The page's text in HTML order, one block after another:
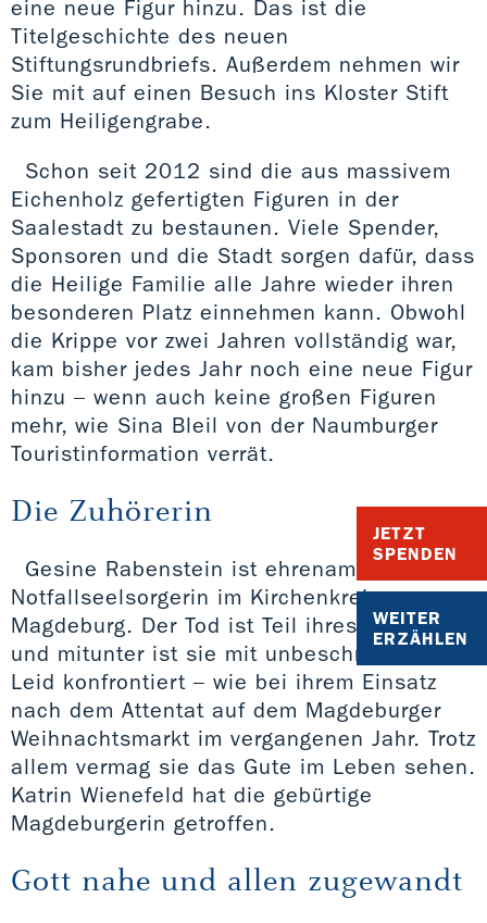
JETZT
SPENDEN
WEITER
ERZÄHLEN
eine neue Figur hinzu. Das ist die
Titelgeschichte des neuen
Stiftungsrundbriefs. Außerdem nehmen wir
Sie mit auf einen Besuch ins Kloster Stift
zum Heiligengrabe.
Schon seit 2012 sind die aus massivem
Eichenholz gefertigten Figuren in der
Saalestadt zu bestaunen. Viele Spender,
Sponsoren und die Stadt sorgen dafür, dass
die Heilige Familie alle Jahre wieder ihren
besonderen Platz einnehmen kann. Obwohl
die Krippe vor zwei Jahren vollständig war,
kam bisher jedes Jahr noch eine neue Figur
hinzu – wenn auch keine großen Figuren
mehr, wie Sina Bleil von der Naumburger
Touristinformation verrät.
Die Zuhörerin
Gesine Rabenstein ist ehrenamtliche
Notfallseelsorgerin im Kirchenkreis
Magdeburg. Der Tod ist Teil ihres Alltags
und mitunter ist sie mit unbeschreiblichem
Leid konfrontiert – wie bei ihrem Einsatz
nach dem Attentat auf dem Magdeburger
Weihnachtsmarkt im vergangenen Jahr. Trotz
allem vermag sie das Gute im Leben sehen.
Katrin Wienefeld hat die gebürtige
Magdeburgerin getroffen.
Gott nahe und allen zugewandt